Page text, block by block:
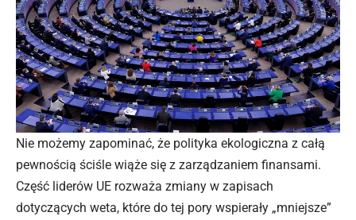
Nie możemy zapominać, że polityka ekologiczna z całą
pewnością ściśle wiąże się z zarządzaniem finansami.
Część liderów UE rozważa zmiany w zapisach
dotyczących weta, które do tej pory wspierały „mniejsze”